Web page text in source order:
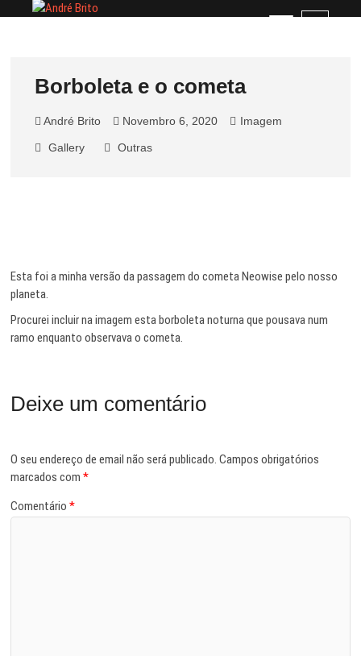
André Brito
PERFIL PROFISSIONAL
M
Borboleta e o cometa
André Brito Novembro 6, 2020 Imagem
Gallery Outras
Esta foi a minha versão da passagem do cometa Neowise pelo nosso
planeta.
Procurei incluir na imagem esta borboleta noturna que pousava num
ramo enquanto observava o cometa.
Deixe um comentário
O seu endereço de email não será publicado. Campos obrigatórios
marcados com*
Comentário*